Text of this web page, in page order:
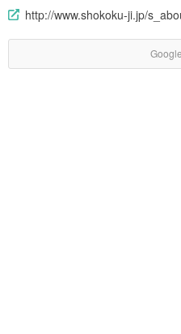
http://www.shokoku-ji.jp/